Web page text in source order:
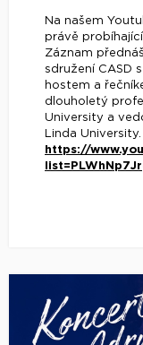
Na našem
právě
Záznam
sdružení CASD
hostem a
dlouholetý
University a
Linda University.
https://